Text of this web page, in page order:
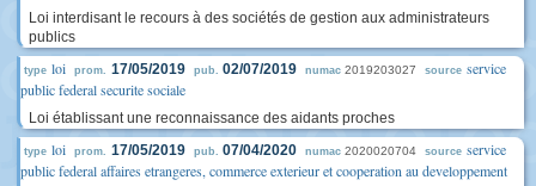
Loi interdisant le recours à des sociétés de gestion aux administrateurs
publics
type loi prom. 17/05/2019 pub. 02/07/2019 numac 2019203027 source service
public federal securite sociale
Loi établissant une reconnaissance des aidants proches
type loi prom. 17/05/2019 pub. 07/04/2020 numac 2020020704 source service
public federal affaires etrangeres, commerce exterieur et cooperation au developpement